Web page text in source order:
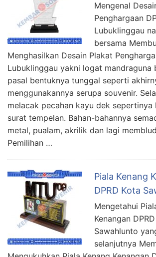
Mengenal
Penghargaan
Lubuklinggau
bersama
Menghasilkan Desain Plakat
Lubuklinggau yakni logat mandraguna
pasal bentuknya tunggal seperti
menggunakannya serupa souvenir.
melacak pecahan kayu dek sepertinya
surat tempelan. Bahan-bahannya
metal, pualam, akrilik dan lagi
Pemilihan …
Piala Kenang
DPRD Kota
Mengetahui
Kenangan
Sawahlunto
selanjutnya